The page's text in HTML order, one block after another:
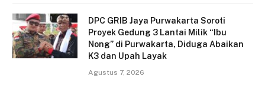
DPC GRIB Jaya Purwakarta Soroti
Proyek Gedung 3 Lantai Milik “Ibu
Nong” di Purwakarta, Diduga Abaikan
K3 dan Upah Layak
Agustus 7, 2026